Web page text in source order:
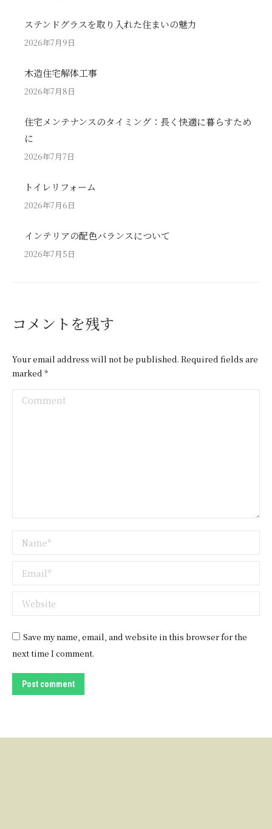
ステンドグラスを取り入れた住まいの魅力
2026年7月9日
木造住宅解体工事
2026年7月8日
住宅メンテナンスのタイミング：長く快適に暮らすため
に
2026年7月7日
トイレリフォーム
2026年7月6日
インテリアの配色バランスについて
2026年7月5日
コメントを残す
Your email address will not be published. Required fields are
marked*
Comment
Name *
Email *
Website
Save my name, email, and website in this browser for the
next time I comment.
Post comment